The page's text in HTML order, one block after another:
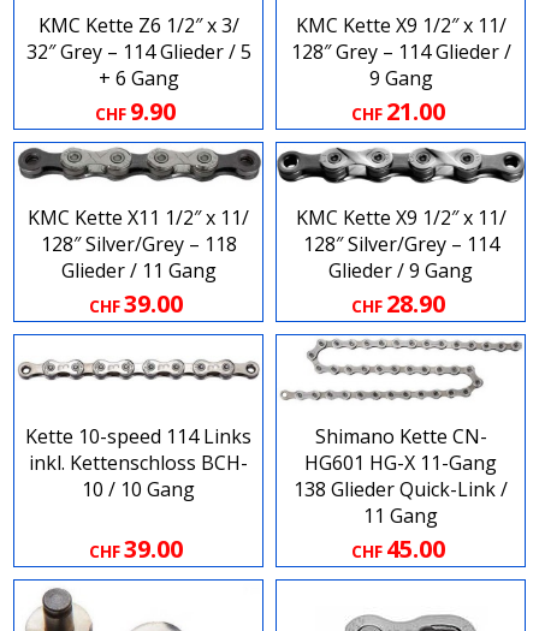
KMC Kette Z6 1​/​2″ x 3​/​
32″ Grey – 114 Glieder / 5
+ 6 Gang
CHF 9.90
KMC Kette X9 1​/​2″ x 11​/​
128″ Grey – 114 Glieder /
9 Gang
CHF 21.00
KMC Kette X11 1​/​2″ x 11​/​
128″ Silver​/​Grey – 118
Glieder / 11 Gang
CHF39.00
KMC Kette X9 1​/​2″ x 11​/​
128″ Silver​/​Grey – 114
Glieder / 9 Gang
CHF 28.90
Kette 10-speed 114 Links
inkl. Kettenschloss BCH-
10 / 10 Gang
CHF39.00
Shimano Kette CN-
HG601 HG-X 11-Gang
138 Glieder Quick-Link /
11 Gang
CHF 45.00